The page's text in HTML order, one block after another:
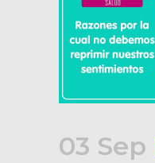
03 Sep